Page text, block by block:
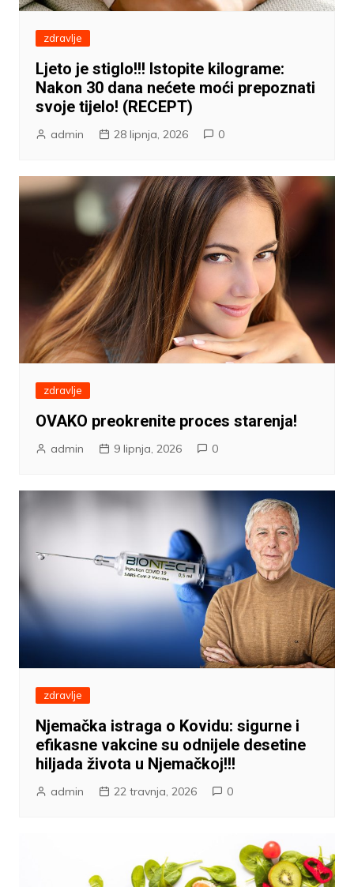
zdravlje
Ljeto je stiglo!!! Istopite kilograme:
Nakon 30 dana nećete moći prepoznati
svoje tijelo! (RECEPT)
admin 28 lipnja, 2026 0
zdravlje
OVAKO preokrenite proces starenja!
admin 9 lipnja, 2026 0
zdravlje
Njemačka istraga o Kovidu: sigurne i
efikasne vakcine su odnijele desetine
hiljada života u Njemačkoj!!!
admin 22 travnja, 2026 0